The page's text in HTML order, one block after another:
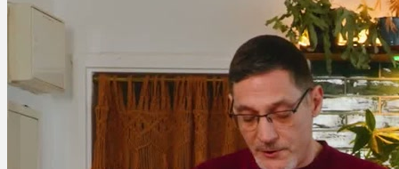
Blüten
Extrakte